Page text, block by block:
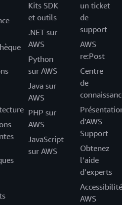
Kits SDK
et outils
.NET sur
AWS
Python
sur AWS
Java sur
AWS
PHP sur
AWS
JavaScript
sur AWS
un ticket
de
support
AWS
re:Post
Centre
de
d’AWS
Support
Obtenez
l’aide
d’experts
Accessibilité
AWS